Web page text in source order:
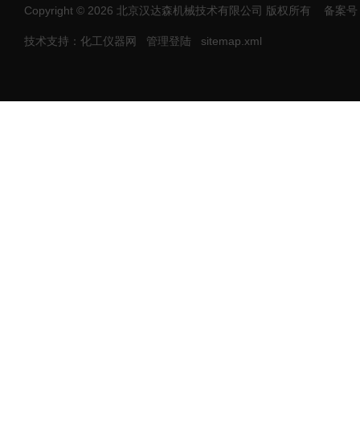
Copyright © 2026 北京汉达森机械技术有限公司 版权所有 备案
技术支持：化工仪器网 管理登陆 sitemap.xml